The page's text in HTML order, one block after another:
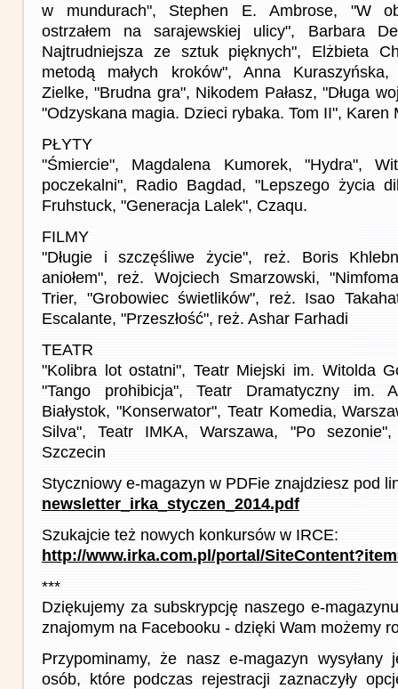
w mundurach", Stephen E. Ambrose, "W
ostrzałem na sarajewskiej ulicy", Barbara
Najtrudniejsza ze sztuk pięknych", Elżbieta
metodą małych kroków", Anna
Zielke, "Brudna gra", Nikodem Pałasz, "Długa
"Odzyskana magia. Dzieci rybaka. Tom II", Karen
PŁYTY
"Śmiercie", Magdalena Kumorek, "Hydra",
poczekalni", Radio Bagdad, "Lepszego życia
Fruhstuck, "Generacja Lalek", Czaqu.
FILMY
"Długie i szczęśliwe życie", reż. Boris
aniołem", reż. Wojciech Smarzowski,
Trier, "Grobowiec świetlików", reż. Isao
Escalante, "Przeszłość", reż. Ashar Farhadi
TEATR
"Kolibra lot ostatni", Teatr Miejski im. Witolda
"Tango prohibicja", Teatr Dramatyczny im.
Białystok, "Konserwator", Teatr Komedia,
Silva", Teatr IMKA, Warszawa, "Po sezonie",
Szczecin
Styczniowy e-magazyn w PDFie znajdziesz pod
newsletter_irka_styczen_2014.pdf
Szukajcie też nowych konkursów w IRCE:
http://www.irka.com.pl/portal/
***
Dziękujemy za subskrypcję naszego e-
znajomym na Facebooku - dzięki Wam możemy
Przypominamy, że nasz e-magazyn
osób, które podczas rejestracji zaznaczyły